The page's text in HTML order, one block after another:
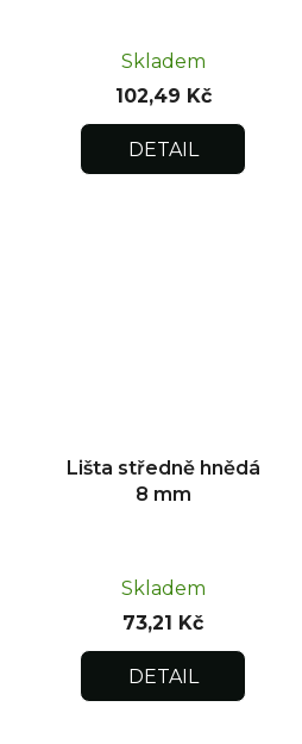
Skladem
102,49 Kč
DETAIL
Lišta středně hnědá
8 mm
Skladem
73,21 Kč
DETAIL